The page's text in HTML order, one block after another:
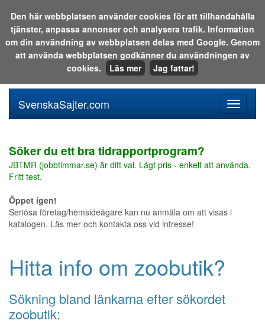
Sök i katalogen eller på webben:
meny
SvenskaSajter.com
Söker du ett bra tidrapportprogram?
JBTMR (jobbtimmar.se) är ditt val. Lågt pris - enkelt att använda.
Fritt test.
Öppet igen!
Seriösa företag/hemsideägare kan nu anmäla om att visas i
katalogen. Läs mer och kontakta oss vid intresse!
Hitta info om zoobutik?
Sökning bland länkarna efter sökordet
zoobutik:
Den här webbplatsen använder cookies för att tillhandahålla
tjänster, anpassa annonser och analysera trafik. Information
om din användning av webbplatsen delas med Google. Genom
att använda webbplatsen godkänner du användningen av
cookies.
Läs mer Jag fattar!